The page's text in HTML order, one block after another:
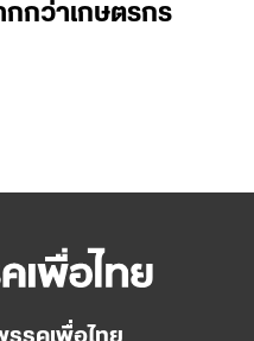
กว่าเกษตรกร